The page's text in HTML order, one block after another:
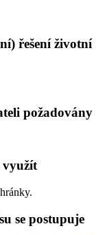
řešení životní
požadovány
využít
se postupuje